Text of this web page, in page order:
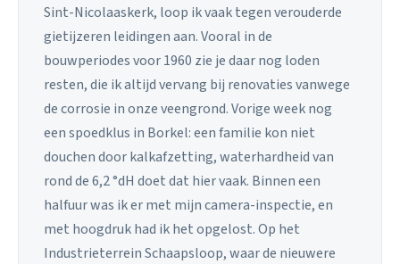
Sint-Nicolaaskerk, loop ik vaak tegen verouderde
gietijzeren leidingen aan. Vooral in de
bouwperiodes voor 1960 zie je daar nog loden
resten, die ik altijd vervang bij renovaties vanwege
de corrosie in onze veengrond. Vorige week nog
een spoedklus in Borkel: een familie kon niet
douchen door kalkafzetting, waterhardheid van
rond de 6,2 °dH doet dat hier vaak. Binnen een
halfuur was ik er met mijn camera-inspectie, en
met hoogdruk had ik het opgelost. Op het
Industrieterrein Schaapsloop, waar de nieuwere